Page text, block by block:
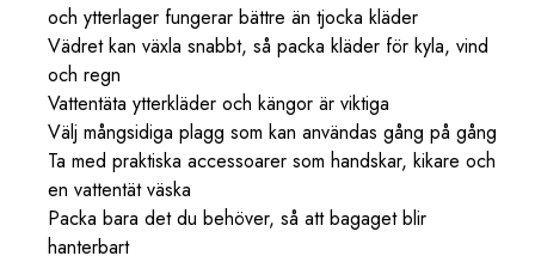
och ytterlager fungerar bättre än tjocka kläder
Vädret kan växla snabbt, så packa kläder för kyla, vind
och regn
Vattentäta ytterkläder och kängor är viktiga
Välj mångsidiga plagg som kan användas gång på gång
Ta med praktiska accessoarer som handskar, kikare och
en vattentät väska
Packa bara det du behöver, så att bagaget blir
hanterbart